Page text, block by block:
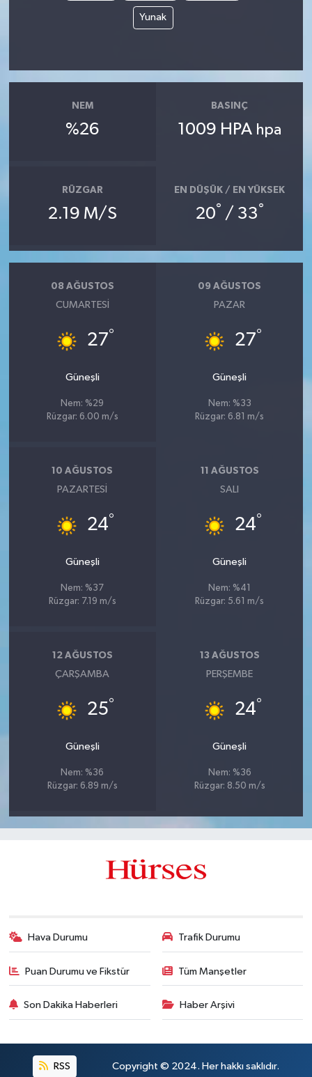
Yunak
NEM
%26
BASINÇ
1009 HPA hpa
RÜZGAR
2.19 M/S
EN DÜŞÜK / EN YÜKSEK
20° / 33°
08 AĞUSTOS
CUMARTESI
27°
Güneşli
Nem: %29
Rüzgar: 6.00 m/s
09 AĞUSTOS
PAZAR
27°
Güneşli
Nem: %33
Rüzgar: 6.81 m/s
10 AĞUSTOS
PAZARTESI
24°
Güneşli
Nem: %37
Rüzgar: 7.19 m/s
11 AĞUSTOS
SALI
24°
Güneşli
Nem: %41
Rüzgar: 5.61 m/s
12 AĞUSTOS
ÇARŞAMBA
25°
Güneşli
Nem: %36
Rüzgar: 6.89 m/s
13 AĞUSTOS
PERŞEMBE
24°
Güneşli
Nem: %36
Rüzgar: 8.50 m/s
Hava Durumu Trafik Durumu
Puan Durumu ve Fikstür Tüm Manşetler
Son Dakika Haberleri Haber Arşivi
RSS Copyright © 2024. Her hakkı saklıdır.